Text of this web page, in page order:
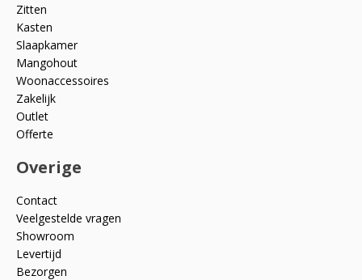
Zitten
Kasten
Slaapkamer
Mangohout
Woonaccessoires
Zakelijk
Outlet
Offerte
Overige
Contact
Veelgestelde vragen
Showroom
Levertijd
Bezorgen